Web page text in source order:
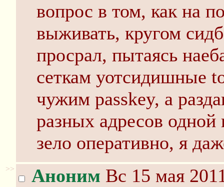
вопрос в том, как на
выживать, кругом
просрал, пытаясь
сеткам уотсидишные
чужим passkey, а
разных адресов
зело оперативно, я
>> Аноним Вс 15 мая